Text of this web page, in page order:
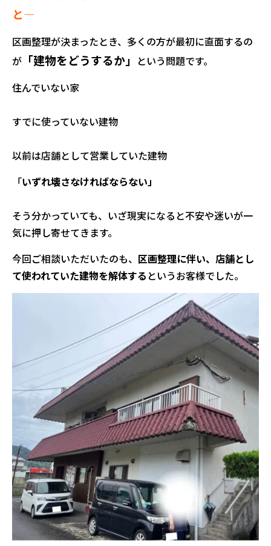
と―
区画整理が決まったとき、多くの方が最初に直面するの
が 「建物をどうするか」
という問題です。
住んでいない家
すでに使っていない建物
以前は店舗として営業していた建物
「いずれ壊さなければならない」
そう分かっていても、いざ現実になると不安や迷いが一
気に押し寄せてきます。
今回ご相談いただいたのも、 区画整理に伴い、店舗とし
て使われていた建物を解体する というお客様でした。